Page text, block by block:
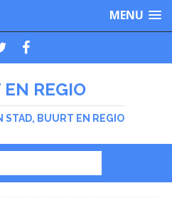
MENU
REGIO
STAD, BUURT EN REGIO